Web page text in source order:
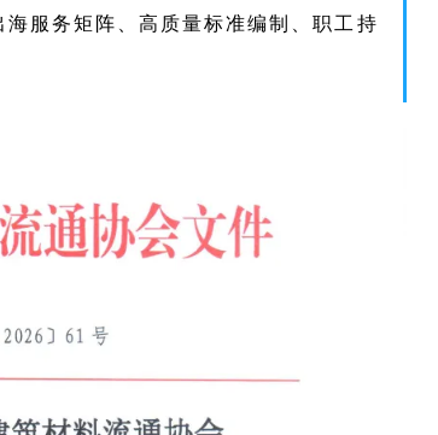
服务矩阵、高质量标准编制、职工持